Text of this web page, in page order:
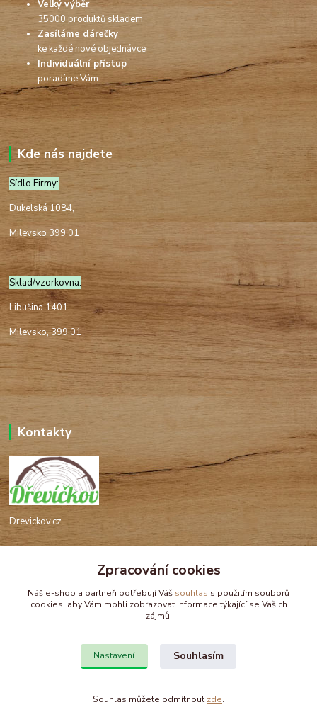
Velký výběr
35000 produktů skladem
Zasíláme dárečky
ke každé nové objednávce
Individuální přístup
poradíme Vám
Kde nás najdete
Sídlo Firmy:
Dukelská 1084,
Milevsko 399 01
Sklad/vzorkovna:
Libušina 1401
Milevsko, 399 01
Kontakty
Drevickov.cz
+420 732 488 676
drevickov@drevickov.cz, info@drevickov.cz
Zpracování cookies
Náš e-shop a partneři potřebují Váš souhlas s použitím souborů
cookies, aby Vám mohli zobrazovat informace týkající se Vašich
zájmů.
Nastavení Souhlasím
Souhlas můžete odmítnout zde.